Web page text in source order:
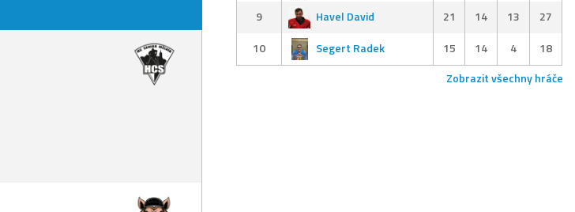
9
Havel David 21 14 13
27
10
Segert Radek 15 14 4
18
Zobrazit všechny hráče